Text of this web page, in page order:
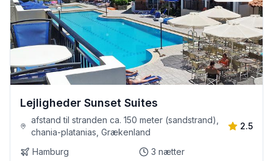
Lejligheder Sunset Suites
afstand til stranden ca. 150 meter (sandstrand),
chania-platanias, Grækenland
2.5
Hamburg 3 nætter